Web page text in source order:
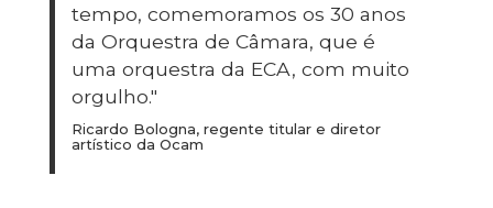
tempo, comemoramos os 30 anos
da Orquestra de Câmara, que é
uma orquestra da ECA, com muito
orgulho."
Ricardo Bologna, regente titular e diretor
artístico da Ocam